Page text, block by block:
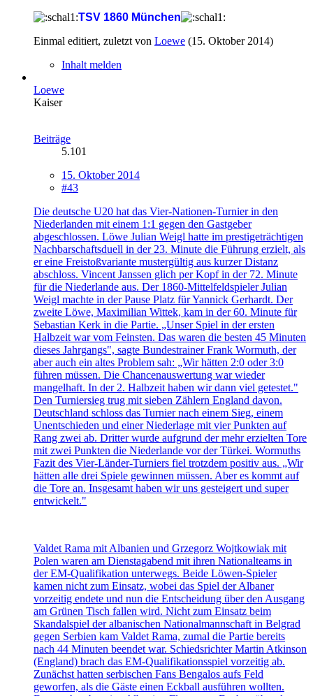
TSV 1860 München
Einmal editiert, zuletzt von Loewe (15. Oktober 2014)
Inhalt melden
Loewe
Kaiser
Beiträge
5.101
15. Oktober 2014
#43
Die deutsche U20 hat das Vier-Nationen-Turnier in den
Niederlanden mit einem 1:1 gegen den Gastgeber
abgeschlossen. Löwe Julian Weigl hatte im prestigeträchtigen
Nachbarschaftsduell in der 23. Minute die Führung erzielt, als
er eine Freistoßvariante mustergültig aus kurzer Distanz
abschloss. Vincent Janssen glich per Kopf in der 72. Minute
für die Niederlande aus. Der 1860-Mittelfeldspieler Julian
Weigl machte in der Pause Platz für Yannick Gerhardt. Der
zweite Löwe, Maximilian Wittek, kam in der 60. Minute für
Sebastian Kerk in die Partie. „Unser Spiel in der ersten
Halbzeit war vom Feinsten. Das waren die besten 45 Minuten
dieses Jahrgangs", sagte Bundestrainer Frank Wormuth, der
aber auch ein altes Problem sah: „Wir hätten 2:0 oder 3:0
führen müssen. Die Chancenauswertung war wieder
mangelhaft. In der 2. Halbzeit haben wir dann viel getestet."
Den Turniersieg trug mit sieben Zählern England davon.
Deutschland schloss das Turnier nach einem Sieg, einem
Unentschieden und einer Niederlage mit vier Punkten auf
Rang zwei ab. Dritter wurde aufgrund der mehr erzielten Tore
mit zwei Punkten die Niederlande vor der Türkei. Wormuths
Fazit des Vier-Länder-Turniers fiel trotzdem positiv aus. „Wir
hätten alle drei Spiele gewinnen müssen. Aber es kommt auf
die Tore an. Insgesamt haben wir uns gesteigert und super
entwickelt."
Valdet Rama mit Albanien und Grzegorz Wojtkowiak mit
Polen waren am Dienstagabend mit ihren Nationalteams in
der EM-Qualifikation unterwegs. Beide Löwen-Spieler
kamen nicht zum Einsatz, wobei das Spiel der Albaner
vorzeitig endete und nun die Entscheidung über den Ausgang
am Grünen Tisch fallen wird. Nicht zum Einsatz beim
Skandalspiel der albanischen Nationalmannschaft in Belgrad
gegen Serbien kam Valdet Rama, zumal die Partie bereits
nach 44 Minuten beendet war. Schiedsrichter Martin Atkinson
(England) brach das EM-Qualifikationsspiel vorzeitig ab.
Zunächst hatten serbischen Fans Bengalos aufs Feld
geworfen, als die Gäste einen Eckball ausführen wollten.